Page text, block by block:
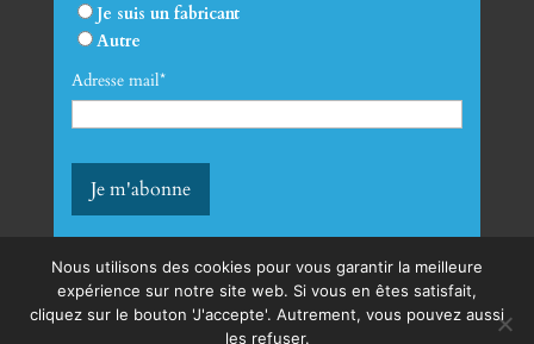
Je suis un fabricant
Autre
Adresse mail*
mentions légales
Nous utilisons des cookies pour vous garantir la meilleure
expérience sur notre site web. Si vous en êtes satisfait,
cliquez sur le bouton 'J'accepte'. Autrement, vous pouvez aussi
les refuser.